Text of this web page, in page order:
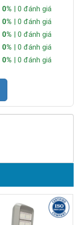
0% | 0 đánh giá
0% | 0 đánh giá
0% | 0 đánh giá
0% | 0 đánh giá
0% | 0 đánh giá